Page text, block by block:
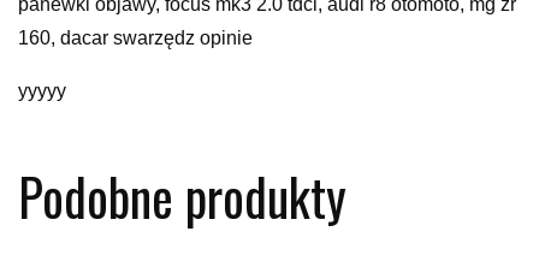
panewki objawy, focus mk3 2.0 tdci, audi r8 otomoto, mg zr
160, dacar swarzędz opinie
yyyyy
Podobne produkty